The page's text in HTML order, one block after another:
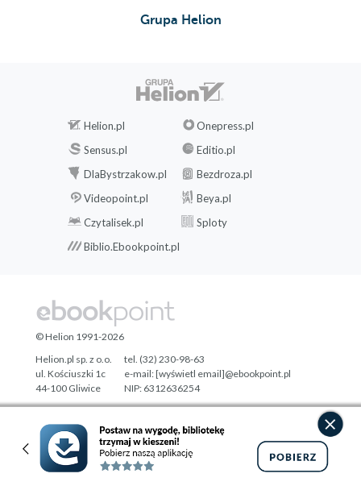
Grupa Helion
Helion.pl
Onepress.pl
Sensus.pl
Editio.pl
DlaBystrzakow.pl
Bezdroza.pl
Videopoint.pl
Beya.pl
Czytalisek.pl
Sploty
Biblio.Ebookpoint.pl
Designed with ♥ byTonik.pl
© Helion 1991-2026
Helion.pl sp. z o.o.
ul. Kościuszki 1c
44-100 Gliwice
tel. (32) 230-98-63
e-mail:[wyświetl email]@ebookpoint.pl
NIP: 6312636254
Regon: 241989027
Pełna wersja strony »